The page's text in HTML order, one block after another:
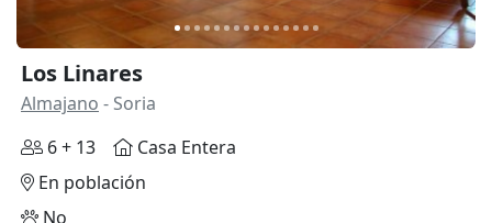
Los Linares
Almajano - Soria
6 + 13
Casa Entera
En población
No